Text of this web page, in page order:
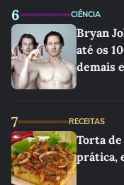
6 CIÊNCIA
Bryan
até os
demais
7 RECEITAS
Torta
prática,